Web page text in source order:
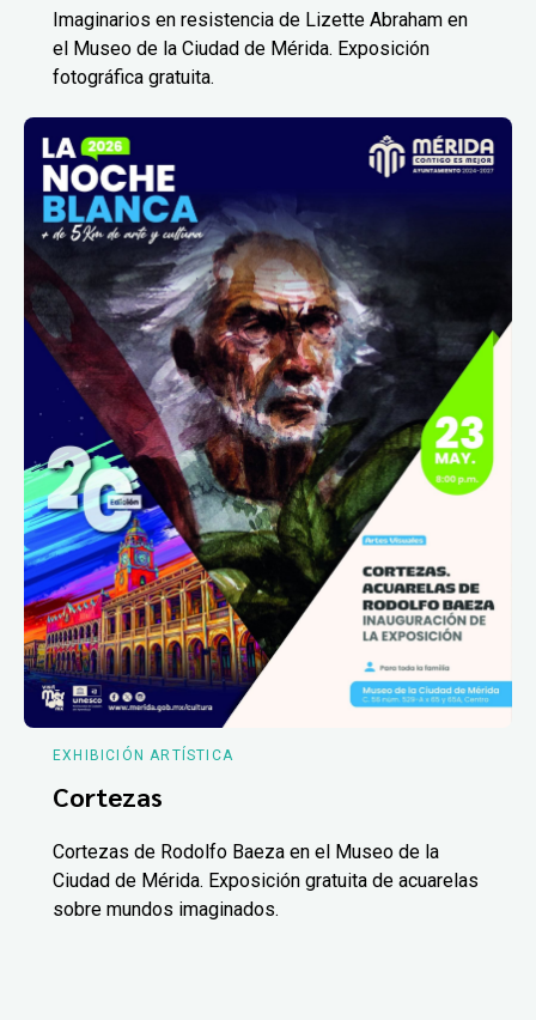
Imaginarios en resistencia de Lizette Abraham en
el Museo de la Ciudad de Mérida. Exposición
fotográfica gratuita.
EXHIBICIÓN ARTÍSTICA
Cortezas
Cortezas de Rodolfo Baeza en el Museo de la
Ciudad de Mérida. Exposición gratuita de acuarelas
sobre mundos imaginados.